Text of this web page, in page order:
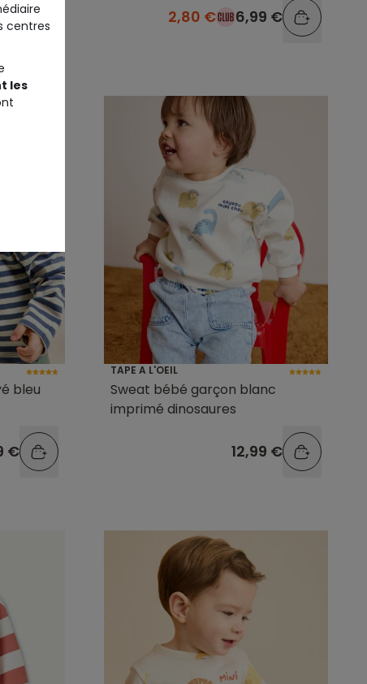
€ 2,80 € 6,99 €
bleu
€
TAPE A L'OEIL
Sweat bébé garçon blanc
imprimé dinosaures
12,99 €
centres
les